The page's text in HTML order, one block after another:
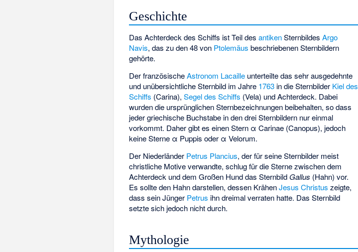
Geschichte
Das Achterdeck des Schiffs ist Teil desantikenSternbildesArgo
Navis, das zu den 48 von Ptolemäus beschriebenen Sternbildern
gehörte.
Der französischeAstronom Lacaille unterteilte das sehr ausgedehnte
und unübersichtliche Sternbild im Jahre 1763 in die Sternbilder Kiel des
Schiffs (Carina),Segel des Schiffs (Vela) und Achterdeck. Dabei
wurden die ursprünglichen Sternbezeichnungen beibehalten, so dass
jeder griechische Buchstabe in den drei Sternbildern nur einmal
vorkommt. Daher gibt es einen Stern α Carinae (Canopus), jedoch
keine Sterne α Puppis oder α Velorum.
Der Niederländer Petrus Plancius, der für seine Sternbilder meist
christliche Motive verwandte, schlug für die Sterne zwischen dem
Achterdeck und dem Großen Hund das Sternbild Gallus (Hahn) vor.
Es sollte den Hahn darstellen, dessen KrähenJesus Christus zeigte,
dass sein Jünger Petrus ihn dreimal verraten hatte. Das Sternbild
setzte sich jedoch nicht durch.
Mythologie